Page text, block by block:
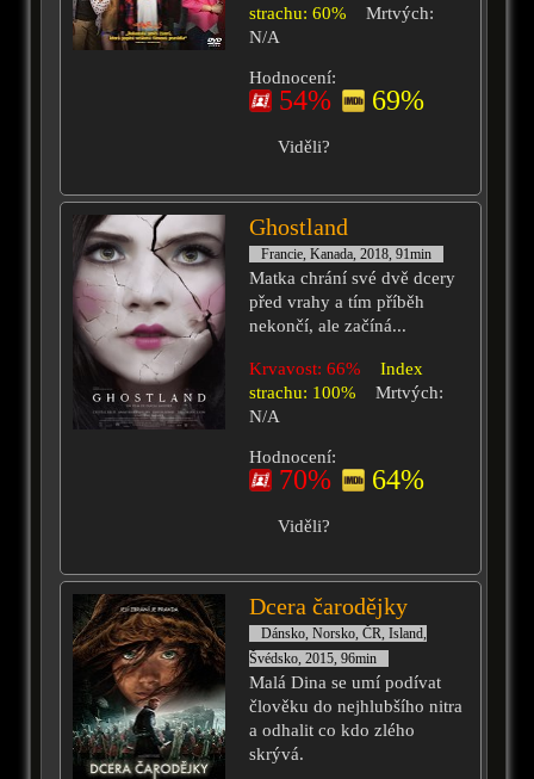
strachu: 60%
Mrtvých:
N/A
Hodnocení:
54% 69%
Viděli?
Ghostland
Francie, Kanada, 2018, 91min
Matka chrání své dvě dcery
před vrahy a tím příběh
nekončí, ale začíná...
Krvavost: 66%
Index
strachu: 100%
Mrtvých:
N/A
Hodnocení:
70% 64%
Viděli?
Dcera čarodějky
Dánsko, Norsko, ČR, Island,
Švédsko, 2015, 96min
Malá Dina se umí podívat
člověku do nejhlubšího nitra
a odhalit co kdo zlého
skrývá.